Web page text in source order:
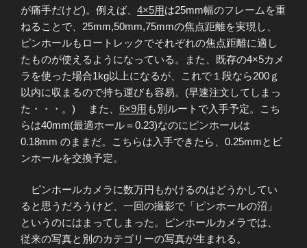
が痛手だけど)。例えば、 4×5用は25mm幅のフレームを重
ねることで、25mm,50mm,75mmの焦点距離を実現し、
ピンホールもロートレックでそれぞれの焦点距離に適し
たものが使えるようになっている。また、既存の4×5カメ
ラを使った場合1kg以上になるが、これで１段なら200ｇ
以内に収まるので持ち運びも容易。(早速注文してしまっ
た・・・。) また、 6×9用 も別ルートで入手予定。こち
らは40mm(最適ホール＝0.23)なのにピンホールは
0.18mm のままだ。こちらは入手できたら、0.25mmとピ
ンホールを交換予定。
ピンホールカメラに数万円もかけるのはどうかしてい
ると思うだろうけど、一回の撮影で「ピンホールの沼」
というのにはまってしまった。ピンホールカメラでは、
従来の写真と別のカテゴリーの写真が生まれる。